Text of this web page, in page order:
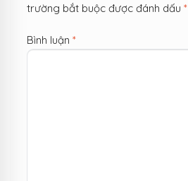
trường bắt buộc được đánh dấu*
Bình luận*